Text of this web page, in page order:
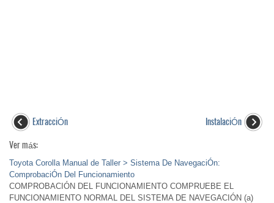
ExtracciÓn
InstalaciÓn
Ver más:
Toyota Corolla Manual de Taller > Sistema De NavegaciÓn:
ComprobaciÓn Del Funcionamiento
COMPROBACIÓN DEL FUNCIONAMIENTO COMPRUEBE EL
FUNCIONAMIENTO NORMAL DEL SISTEMA DE NAVEGACIÓN (a)